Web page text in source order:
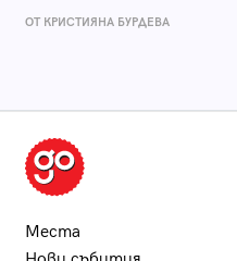
ОТ КРИСТИЯНА БУРДЕВА
Места